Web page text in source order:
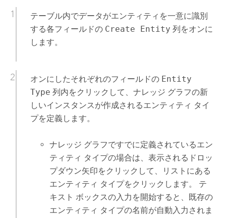
テーブル内でデータがエンティティを一意に識別
する各フィールドの Create Entity 列をオンに
します。
オンにしたそれぞれのフィールドの Entity
Type 列内をクリックして、ナレッジ グラフの新
しいインスタンスが作成されるエンティティ タイ
プを定義します。
ナレッジ グラフですでに定義されているエン
ティティ タイプの場合は、表示されるドロッ
プダウン矢印をクリックして、リストにある
エンティティ タイプをクリックします。 テ
キスト ボックスの入力を開始すると、既存の
エンティティ タイプの名前が自動入力されま